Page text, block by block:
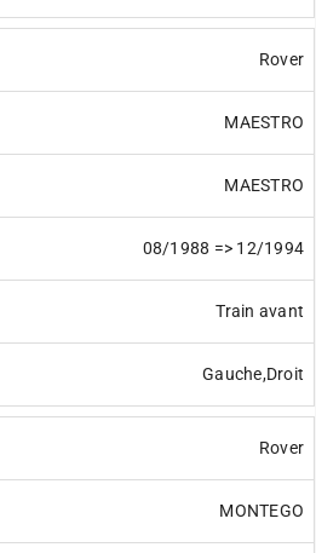
Rover
MAESTRO
MAESTRO
08/1988 => 12/1994
Train avant
Gauche,Droit
Rover
MONTEGO